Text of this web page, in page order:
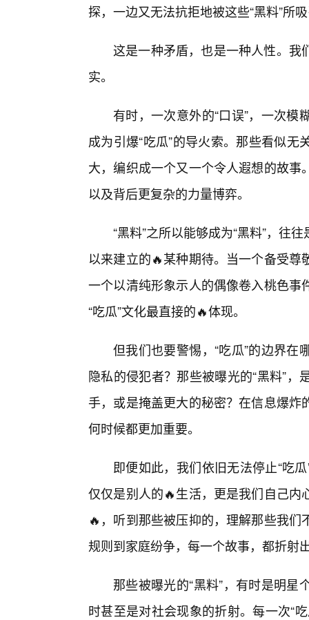
探，一边又无法抗拒地被这些“黑料”所
这是一种矛盾，也是一种人性。我
实。
有时，一次意外的“口误”，一次
成为引爆“吃瓜”的导火索。那些看似
大，编织成一个又一个令人遐想的故
以及背后更复杂的力量博弈。
“黑料”之所以能够成为“黑料”，往
以来建立的🔥某种期待。当一个备受
一个以清纯形象示人的偶像卷入桃色
“吃瓜”文化最直接的🔥体现。
但我们也要警惕，“吃瓜”的边界
隐私的侵犯者？那些被曝光的“黑料”
手，或是掩盖更大的秘密？在信息爆
何时候都更加重要。
即便如此，我们依旧无法停止“吃
仅仅是别人的🔥生活，更是我们自己
🔥，听到那些被压抑的，理解那些我
规则到家庭纷争，每一个故事，都折射
那些被曝光的“黑料”，有时是明
时甚至是对社会现象的折射。每一次“